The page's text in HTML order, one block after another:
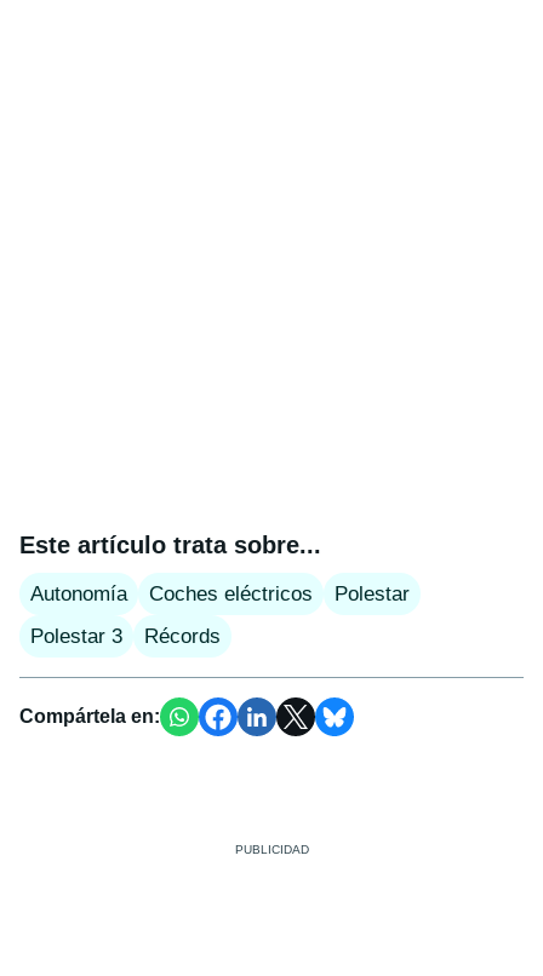
Este artículo trata sobre...
Autonomía Coches eléctricos
Polestar
Polestar 3
Récords
Compártela en: